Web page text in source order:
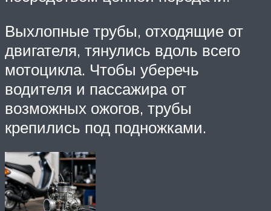
Выхлопные трубы, отходящие от
двигателя, тянулись вдоль всего
мотоцикла. Чтобы уберечь
водителя и пассажира от
возможных ожогов, трубы
крепились под подножками.